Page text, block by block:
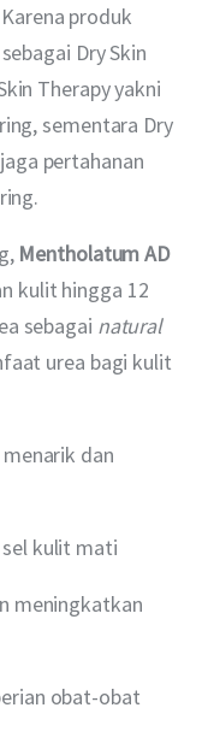
Karena produk
Dry Skin
Therapy yakni
sementara Dry
pertahanan
Mentholatum AD
kulit hingga 12
sebagai natural
urea bagi kulit
dan
kulit mati
meningkatkan
obat-obat